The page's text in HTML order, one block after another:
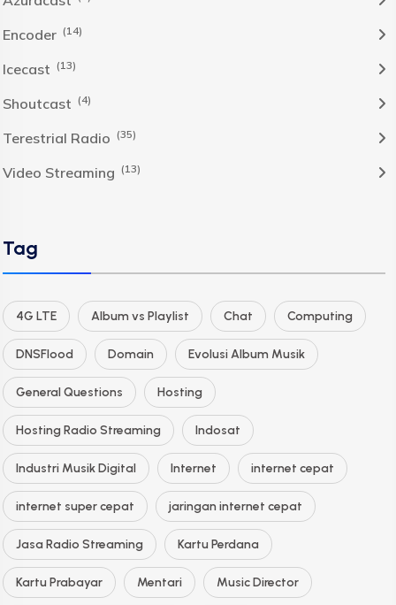
Encoder (14)
Icecast (13)
Shoutcast (4)
Terestrial Radio (35)
Video Streaming (13)
Tag
4G LTE Album vs Playlist Chat Computing
DNSFlood Domain Evolusi Album Musik
General Questions Hosting
Hosting Radio Streaming Indosat
Industri Musik Digital Internet internet cepat
internet super cepat jaringan internet cepat
Jasa Radio Streaming Kartu Perdana
Kartu Prabayar Mentari Music Director